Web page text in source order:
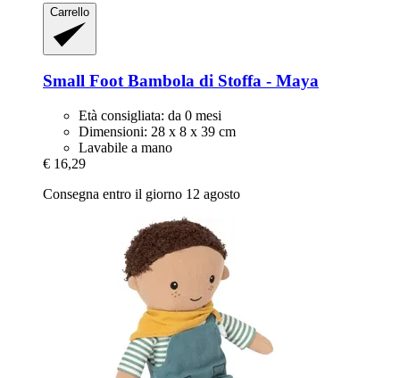
Carrello
Small FootBambola di Stoffa -​ Maya
Età consigliata: da 0 mesi
Dimensioni: 28 x 8 x 39 cm
Lavabile a mano
€ 16,29
Consegna entro il giorno 12 agosto